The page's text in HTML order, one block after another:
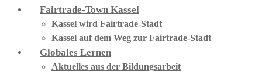
Fairtrade-Town Kassel
Kassel wird Fairtrade-Stadt
Kassel auf dem Weg zur Fairtrade-Stadt
Globales Lernen
Aktuelles aus der Bildungsarbeit